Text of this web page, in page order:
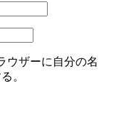
ウザーに自分の名
。